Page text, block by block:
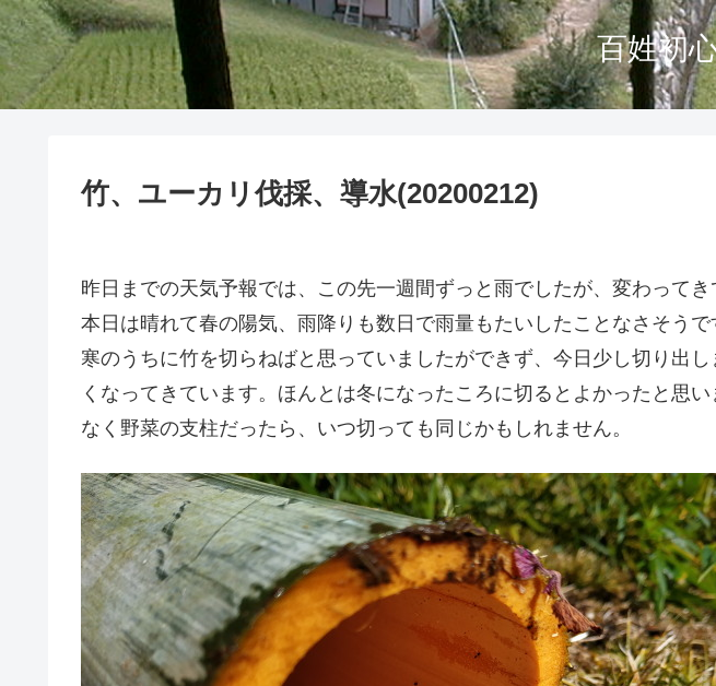
百姓初
竹、ユーカリ伐採、導水(20200212)
昨日までの天気予報では、この先一週間ずっと雨でしたが、変わって
本日は晴れて春の陽気、雨降りも数日で雨量もたいしたことなさそうで
寒のうちに竹を切らねばと思っていましたができず、今日少し切り出
くなってきています。ほんとは冬になったころに切るとよかったと思
なく野菜の支柱だったら、いつ切っても同じかもしれません。